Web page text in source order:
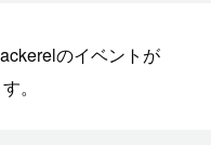
のイベントが
。